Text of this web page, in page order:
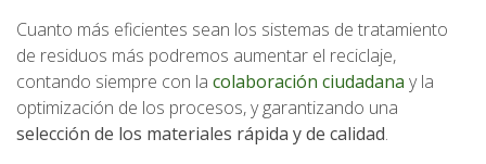
Cuanto más eficientes sean los sistemas de tratamiento
de residuos más podremos aumentar el reciclaje,
contando siempre con la colaboración ciudadana y la
optimización de los procesos, y garantizando una
selección de los materiales rápida y de calidad.